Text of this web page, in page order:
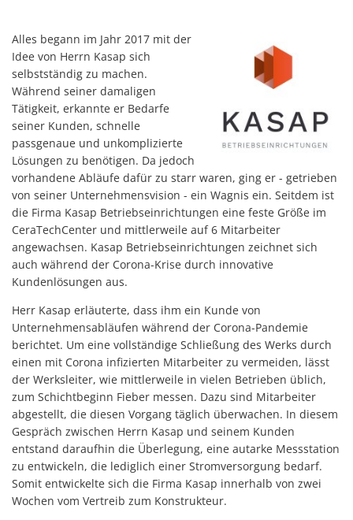
Alles begann im Jahr 2017 mit der
Idee von Herrn Kasap sich
selbstständig zu machen.
Während seiner damaligen
Tätigkeit, erkannte er Bedarfe
seiner Kunden, schnelle
passgenaue und unkomplizierte
Lösungen zu benötigen. Da jedoch
vorhandene Abläufe dafür zu starr waren, ging er - getrieben
von seiner Unternehmensvision - ein Wagnis ein. Seitdem ist
die Firma Kasap Betriebseinrichtungen eine feste Größe im
CeraTechCenter und mittlerweile auf 6 Mitarbeiter
angewachsen. Kasap Betriebseinrichtungen zeichnet sich
auch während der Corona-Krise durch innovative
Kundenlösungen aus.
Herr Kasap erläuterte, dass ihm ein Kunde von
Unternehmensabläufen während der Corona-Pandemie
berichtet. Um eine vollständige Schließung des Werks durch
einen mit Corona infizierten Mitarbeiter zu vermeiden, lässt
der Werksleiter, wie mittlerweile in vielen Betrieben üblich,
zum Schichtbeginn Fieber messen. Dazu sind Mitarbeiter
abgestellt, die diesen Vorgang täglich überwachen. In diesem
Gespräch zwischen Herrn Kasap und seinem Kunden
entstand daraufhin die Überlegung, eine autarke Messstation
zu entwickeln, die lediglich einer Stromversorgung bedarf.
Somit entwickelte sich die Firma Kasap innerhalb von zwei
Wochen vom Vertreib zum Konstrukteur.